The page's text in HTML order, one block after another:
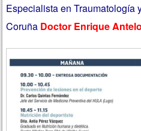
Especialista en Traumatología
Coruña Doctor Enrique